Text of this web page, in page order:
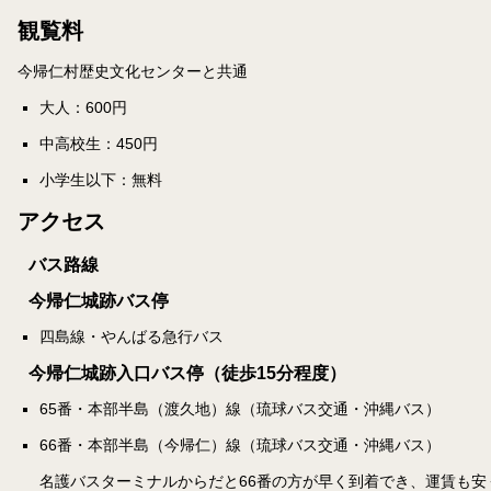
観覧料
今帰仁村歴史文化センターと共通
大人：600円
中高校生：450円
小学生以下：無料
アクセス
バス路線
今帰仁城跡バス停
四島線・やんばる急行バス
今帰仁城跡入口バス停（徒歩15分程度）
65番・本部半島（渡久地）線（琉球バス交通・沖縄バス）
66番・本部半島（今帰仁）線（琉球バス交通・沖縄バス）
名護バスターミナルからだと66番の方が早く到着でき、運賃も安